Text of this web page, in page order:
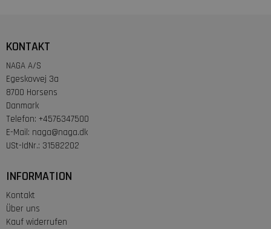
KONTAKT
NAGA A/S
Egeskovvej 3a
8700 Horsens
Danmark
Telefon: +4576347500
E-Mail: naga@naga.dk
USt-IdNr.: 31582202
INFORMATION
Kontakt
Über uns
Kauf widerrufen